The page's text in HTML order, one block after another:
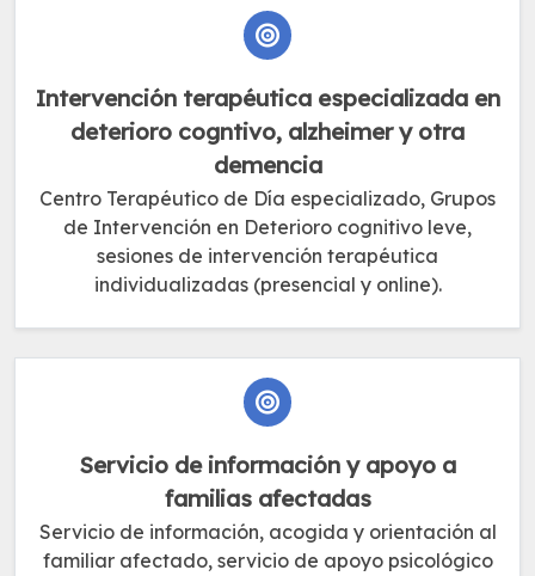
Intervención terapéutica especializada en
deterioro cogntivo, alzheimer y otra
demencia
Centro Terapéutico de Día especializado, Grupos
de Intervención en Deterioro cognitivo leve,
sesiones de intervención terapéutica
individualizadas (presencial y online).
Servicio de información y apoyo a
familias afectadas
Servicio de información, acogida y orientación al
familiar afectado, servicio de apoyo psicológico